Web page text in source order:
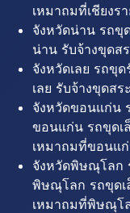
เหมาถมที่เชียงร
จังหวัดน่าน รถขุ
น่าน รับจ้างขุดส
จังหวัดเลย รถขุด
เลย รับจ้างขุดสร
จังหวัดขอนแก่น
ขอนแก่น รถขุดเ
เหมาถมที่ขอนแ
จังหวัดพิษณุโลก
พิษณุโลก รถขุด
เหมาถมที่พิษณุโ